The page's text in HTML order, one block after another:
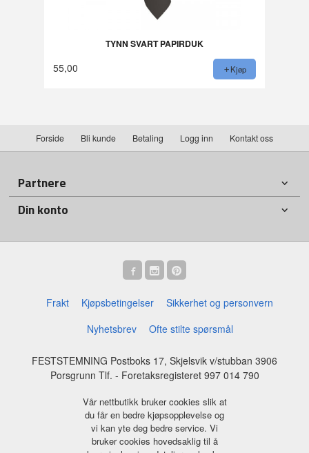
TYNN SVART PAPIRDUK
55,00 Kjøp
Forside Bli kunde Betaling Logg inn Kontakt oss
Partnere
Din konto
Frakt Kjøpsbetingelser
Sikkerhet og personvern
Nyhetsbrev
Ofte stilte spørsmål
FESTSTEMNING Postboks 17, Skjelsvik v/stubban 3906
Porsgrunn Tlf. - Foretaksregisteret 997 014 790
Vår nettbutikk bruker cookies slik at
du får en bedre kjøpsopplevelse og
vi kan yte deg bedre service. Vi
bruker cookies hovedsaklig til å